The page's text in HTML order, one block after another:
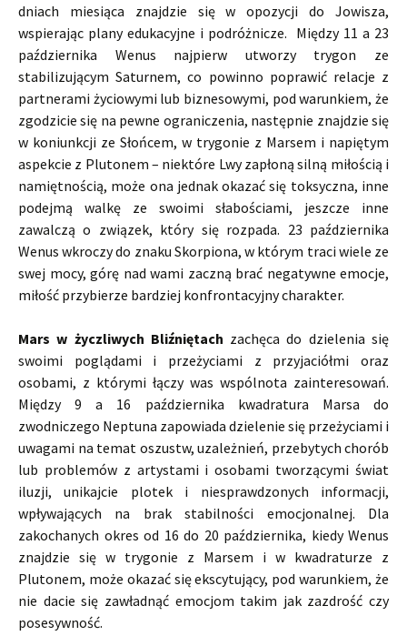
dniach miesiąca znajdzie się w opozycji do Jowisza,
wspierając plany edukacyjne i podróżnicze. Między 11 a 23
października Wenus najpierw utworzy trygon ze
stabilizującym Saturnem, co powinno poprawić relacje z
partnerami życiowymi lub biznesowymi, pod warunkiem, że
zgodzicie się na pewne ograniczenia, następnie znajdzie się
w koniunkcji ze Słońcem, w trygonie z Marsem i napiętym
aspekcie z Plutonem – niektóre Lwy zapłoną silną miłością i
namiętnością, może ona jednak okazać się toksyczna, inne
podejmą walkę ze swoimi słabościami, jeszcze inne
zawalczą o związek, który się rozpada. 23 października
Wenus wkroczy do znaku Skorpiona, w którym traci wiele ze
swej mocy, górę nad wami zaczną brać negatywne emocje,
miłość przybierze bardziej konfrontacyjny charakter.
Mars w życzliwych Bliźniętach zachęca do dzielenia się
swoimi poglądami i przeżyciami z przyjaciółmi oraz
osobami, z którymi łączy was wspólnota zainteresowań.
Między 9 a 16 października kwadratura Marsa do
zwodniczego Neptuna zapowiada dzielenie się przeżyciami i
uwagami na temat oszustw, uzależnień, przebytych chorób
lub problemów z artystami i osobami tworzącymi świat
iluzji, unikajcie plotek i niesprawdzonych informacji,
wpływających na brak stabilności emocjonalnej. Dla
zakochanych okres od 16 do 20 października, kiedy Wenus
znajdzie się w trygonie z Marsem i w kwadraturze z
Plutonem, może okazać się ekscytujący, pod warunkiem, że
nie dacie się zawładnąć emocjom takim jak zazdrość czy
posesywność.